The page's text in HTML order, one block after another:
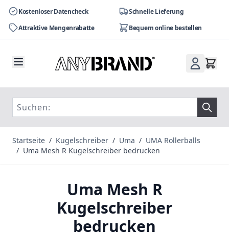
Kostenloser Datencheck
Schnelle Lieferung
Attraktive Mengenrabatte
Bequem online bestellen
Startseite / Kugelschreiber / Uma / UMA Rollerballs
/ Uma Mesh R Kugelschreiber bedrucken
Uma Mesh R
Kugelschreiber
bedrucken